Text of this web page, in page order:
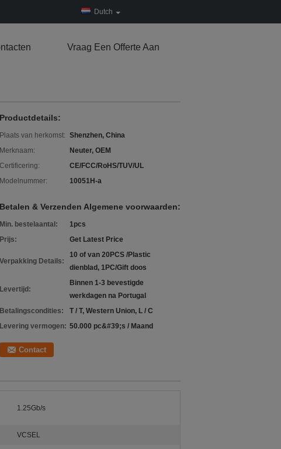
Dutch
Vraag Een Offerte Aan
Productdetails:
Plaats van herkomst: Shenzhen, China
Merknaam:
Neuter, OEM
Certificering:
CE/FCC/RoHS/TUV/UL
Modelnummer:
10051H-a
Betalen & Verzenden Algemene voorwaarden:
Min. bestelaantal:
1pcs
Prijs:
Get Latest Price
Verpakking Details:
10 of van 20PCS /Plastic
dienblad, 1PC/Gift doos
Levertijd:
Binnen 1-3 bevestigde
werkdagen na Portugal
Betalingscondities:
T / T, Western Union, L / C
Levering vermogen: 50.000 pc&#39;s / Maand
Contact
1.25Gb/s
VCSEL